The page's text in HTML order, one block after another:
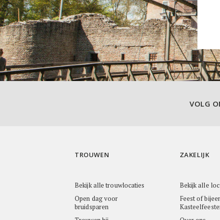
VOLG
TROUWEN
Bekijk alle trouwlocaties
Open dag voor
bruidsparen
ZAKELIJK
Bekijk alle
Feest of